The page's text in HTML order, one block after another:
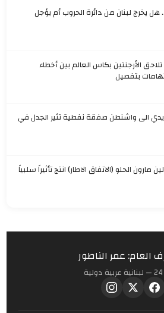
اتفاق الإطار... هل يخرج لبنان من دائرة الحروب أم يؤجل
نظريات التآمر تلاحق الأرجنتين بكاس العالم بين أخطاء
بتفصيل
قبيل زيارة الزيدي الى واشنطن صفقة نفطية تثير الجدل في
نقيب المقاولين مارون الحلو (الاتفاق الاطار) انتج تأثيراً سلبياً
العام: عمر الناطور